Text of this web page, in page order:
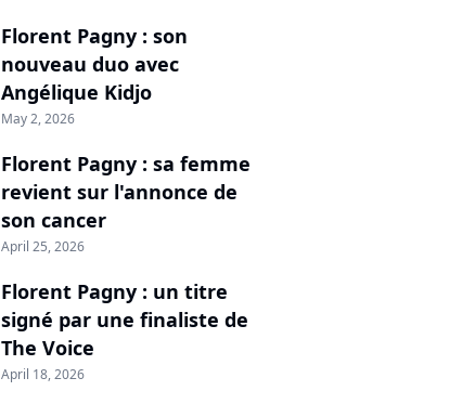
Florent Pagny : son
nouveau duo avec
Angélique Kidjo
May 2, 2026
Florent Pagny : sa femme
revient sur l'annonce de
son cancer
April 25, 2026
Florent Pagny : un titre
signé par une finaliste de
The Voice
April 18, 2026